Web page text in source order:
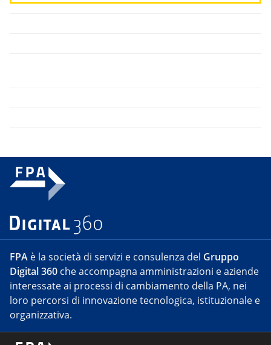
FPA è la società di servizi e consulenza del Gruppo
Digital 360 che accompagna amministrazioni e aziende
interessate ai processi di cambiamento della PA, nei
loro percorsi di innovazione tecnologica, istituzionale e
organizzativa.